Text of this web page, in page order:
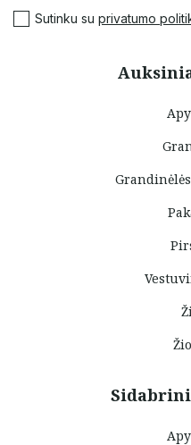
Sutinku su privatumo